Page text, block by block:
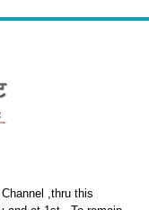
,thru this